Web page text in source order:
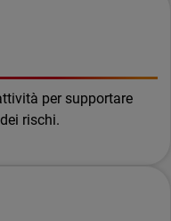
per supportare
rischi.